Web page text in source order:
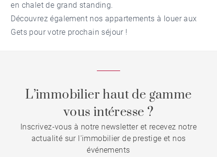
en chalet de grand standing.
Découvrez également nosappartements à louer aux
Gets pour votre prochain séjour !
L’immobilier haut de gamme
vous intéresse ?
Inscrivez-vous à notre newsletter et recevez notre
actualité sur l'immobilier de prestige et nos
événements